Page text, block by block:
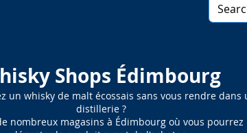
Shops Édimbourg
un whisky de malt écossais sans vous rendre dans
distillerie ?
nombreux magasins à Édimbourg où vous pourrez